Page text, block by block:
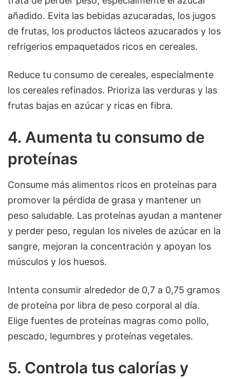
añadido. Evita las bebidas azucaradas, los jugos
de frutas, los productos lácteos azucarados y los
refrigerios empaquetados ricos en cereales.
Reduce tu consumo de cereales, especialmente
los cereales refinados. Prioriza las verduras y las
frutas bajas en azúcar y ricas en fibra.
4. Aumenta tu consumo de
proteínas
Consume más alimentos ricos en proteínas para
promover la pérdida de grasa y mantener un
peso saludable. Las proteínas ayudan a mantener
y perder peso, regulan los niveles de azúcar en la
sangre, mejoran la concentración y apoyan los
músculos y los huesos.
Intenta consumir alrededor de 0,7 a 0,75 gramos
de proteína por libra de peso corporal al día.
Elige fuentes de proteínas magras como pollo,
pescado, legumbres y proteínas vegetales.
5. Controla tus calorías y